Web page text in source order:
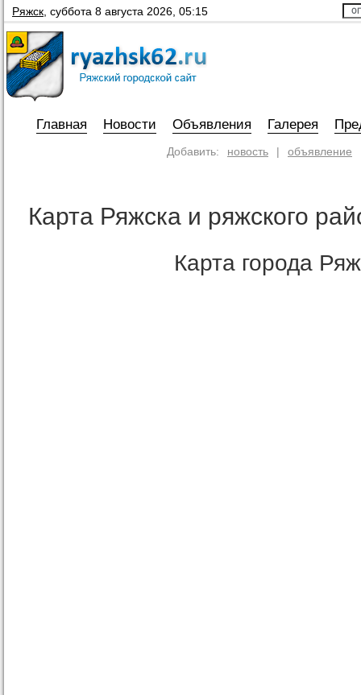
Ряжск суббота 8 августа 2026, 05:15
Главная Новости Объявления Галерея
Добавить: новость | объявление
Карта Ряжска и ряжского
Карта города